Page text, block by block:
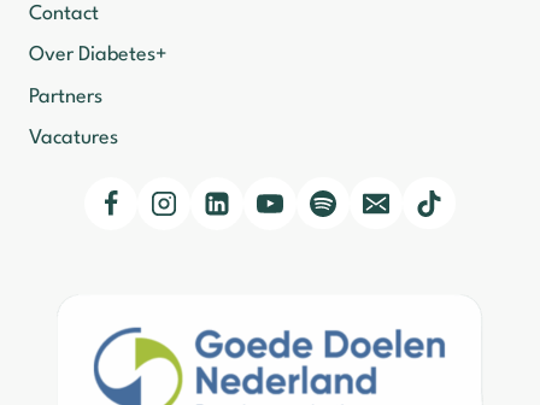
Contact
Over Diabetes+
Partners
Vacatures